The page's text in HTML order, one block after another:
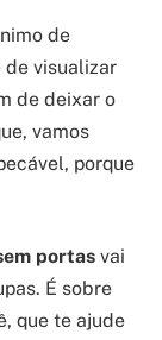
de
visualizar
de deixar o
vamos
porque
portas vai
É sobre
que te ajude